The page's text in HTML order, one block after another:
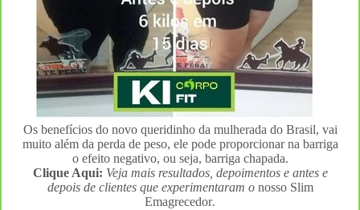
Os benefícios do novo queridinho da mulherada do Brasil, vai
muito além da perda de peso, ele pode proporcionar na barriga
o efeito negativo, ou seja, barriga chapada.
Clique Aqui: Veja mais resultados, depoimentos e antes e
depois de clientes que experimentaram o nosso Slim
Emagrecedor.